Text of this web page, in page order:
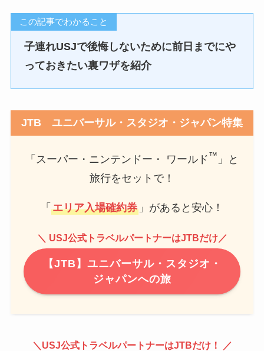
この記事でわかること
子連れUSJで後悔しないために前日までにや
っておきたい裏ワザを紹介
JTB ユニバーサル・スタジオ・ジャパン特集
「スーパー・ニンテンドー・ ワールド™ 」と
旅行をセットで！
「 エリア入場確約券 」があると安心！
＼ USJ公式トラベルパートナーはJTBだけ／
【JTB】ユニバーサル・スタジオ・
ジャパンへの旅
＼USJ公式トラベルパートナーはJTBだけ！ ／